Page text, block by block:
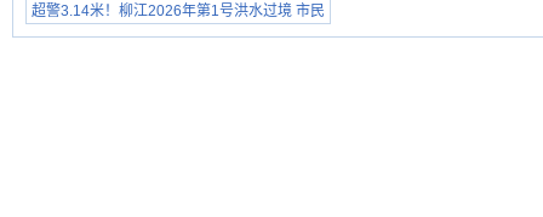
超警3.14米！柳江2026年第1号洪水过境 市民
在堤岸见证汛况